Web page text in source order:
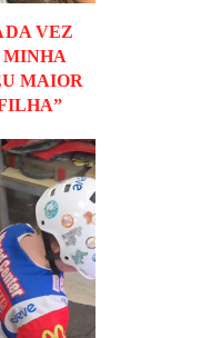
VEZ
MINHA
MAIOR